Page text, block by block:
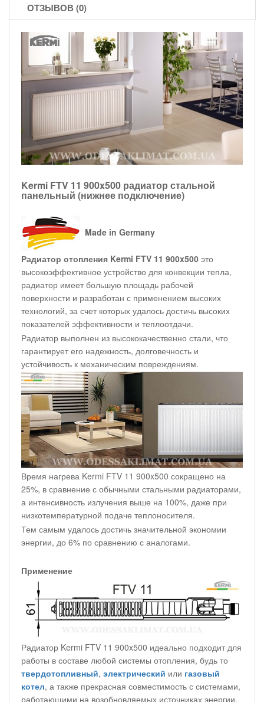
ОТЗЫВОВ (0)
Kermi FTV 11 900x500 радиатор стальной
панельный (нижнее подключение)
Made in Germany
Радиатор отопления Kermi FTV 11 900x500 это
высокоэффективное устройство для конвекции тепла,
радиатор имеет большую площадь рабочей
поверхности и разработан с применением высоких
технологий, за счет которых удалось достичь высоких
показателей эффективности и теплоотдачи.
Радиатор выполнен из высококачественно стали, что
гарантирует его надежность, долговечность и
устойчивость к механическим повреждениям.
Время нагрева Kermi FTV 11 900x500 сокращено на
25%, в сравнение с обычными стальными радиаторами,
а интенсивность излучения выше на 100%, даже при
низкотемпературной подаче теплоносителя.
Тем самым удалось достичь значительной экономии
энергии, до 6% по сравнению с аналогами.
Применение
Радиатор Kermi FTV 11 900x500 идеально подходит для
работы в составе любой системы отопления, будь то
твердотопливный, электрический или газовый
котел, а также прекрасная совместимость с системами,
работающими на возобновляемых источниках энергии,